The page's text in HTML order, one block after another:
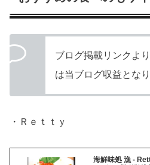
ブログ掲載リンクよ
は当ブログ収益とな
・Ｒｅｔｔｙ
海鮮味処 漁 -